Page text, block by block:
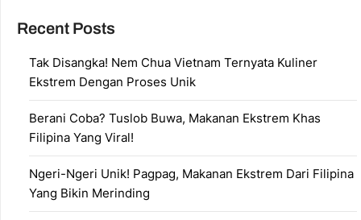
Recent Posts
Tak Disangka! Nem Chua Vietnam Ternyata Kuliner
Ekstrem Dengan Proses Unik
Berani Coba? Tuslob Buwa, Makanan Ekstrem Khas
Filipina Yang Viral!
Ngeri-Ngeri Unik! Pagpag, Makanan Ekstrem Dari Filipina
Yang Bikin Merinding